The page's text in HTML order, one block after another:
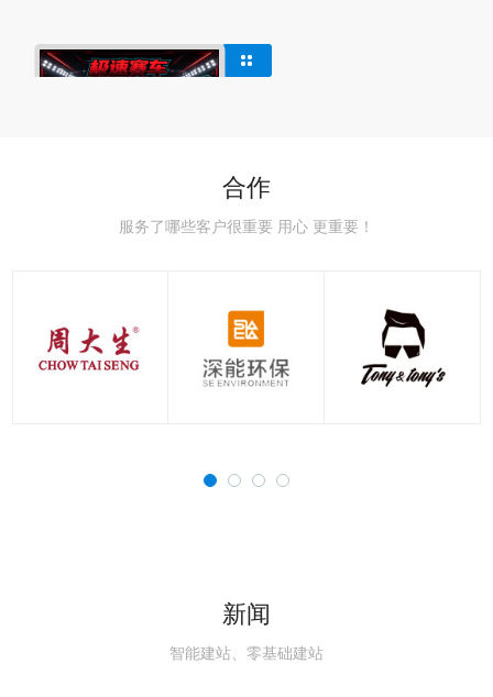
见误区，避开90%的
力学，读懂速度背后的
统科普，稳住极速的核
识点，决定圈速与安全
道详解，车友刷圈打卡
民用跑车的核心区别解
合作
服务了哪些客户很重要 用心 更重要！
新闻
智能建站、零基础建站